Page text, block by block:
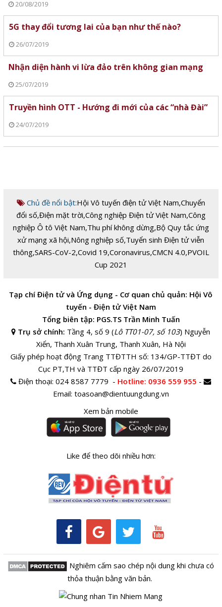
20/08/2019
5G thay đổi tương lai của bạn như thế nào?
26/07/2019
Nhận diện hành vi lừa đảo trên không gian mạng
25/07/2019
Truyền hình OTT - Hướng đi mới của các “nhà Đài”
24/07/2019
Chủ đề nổi bật:Hội Vô tuyến điện tử Việt Nam,Chuyển
đổi số,Điện mặt trời,Công nghiệp Điện tử Việt Nam,Công
nghiệp Ô tô Việt Nam,Thu phí không dừng,Bộ Quy tắc ứng
xử mạng xã hội,Nông nghiệp số,Tuyển sinh Điện tử viễn
thông,SARS-CoV-2,Covid 19,Coronavirus,CMCN 4.0,PVOIL
Cup 2021
Tạp chí Điện tử và Ứng dụng - Cơ quan chủ quản: Hội Vô
tuyến - Điện tử Việt Nam
Tổng biên tập: PGS.TS Trần Minh Tuấn
Trụ sở chính: Tầng 4, số 9 (Lô TT01-07, số 103) Nguyễn
Xiển, Thanh Xuân Trung, Thanh Xuân, Hà Nội
Giấy phép hoạt động Trang TTĐTTH số: 134/GP-TTĐT do
Cục PT,TH và TTĐT cấp ngày 26/07/2019
Điện thoại:024 8587 7779 - Hotline: 0936 559 955 -
Email: toasoan@dientuungdung.vn
Xem bản mobile
Like để theo dõi nhiều hơn:
Nghiêm cấm sao chép nội dung khi chưa có
thỏa thuận bằng văn bản.